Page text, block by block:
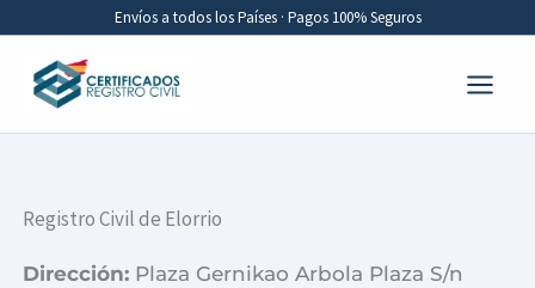
contenido
Envíos a todos los Países · Pagos 100% Seguros
Registro Civil de Elorrio
Dirección: Plaza Gernikao Arbola Plaza S/n